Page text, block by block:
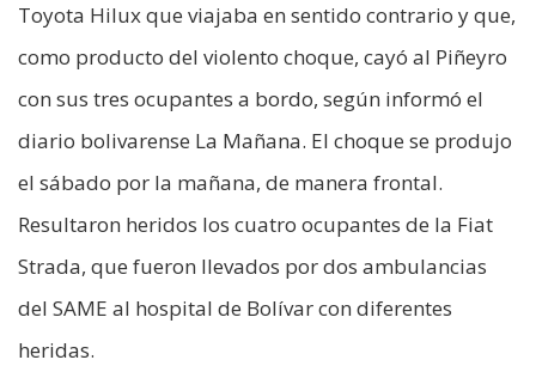
Toyota Hilux que viajaba en sentido contrario y que,
como producto del violento choque, cayó al Piñeyro
con sus tres ocupantes a bordo, según informó el
diario bolivarense La Mañana. El choque se produjo
el sábado por la mañana, de manera frontal.
Resultaron heridos los cuatro ocupantes de la Fiat
Strada, que fueron llevados por dos ambulancias
del SAME al hospital de Bolívar con diferentes
heridas.